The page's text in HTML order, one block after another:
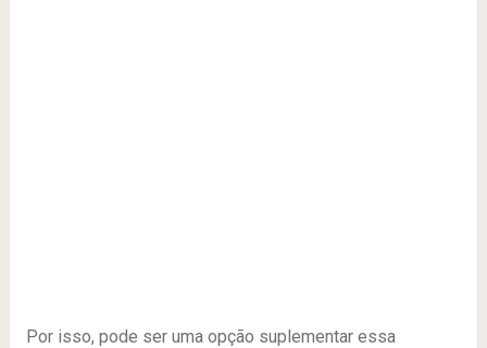
Por isso, pode ser uma opção suplementar essa